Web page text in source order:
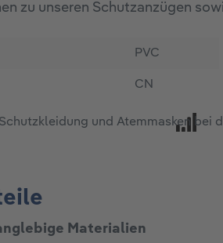
zu unseren Schutzanzügen
PVC
CN
Materialien